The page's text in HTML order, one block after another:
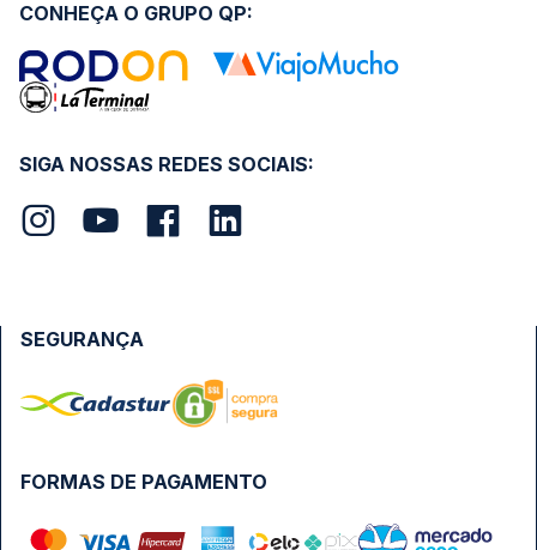
SIGA NOSSAS REDES SOCIAIS:
CONHEÇA O GRUPO QP:
FORMAS DE PAGAMENTO
SEGURANÇA